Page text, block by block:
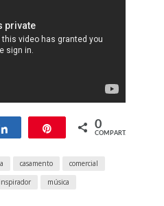
Compartilhar 0
COMPART.
casamento
comercial
inspirador
música